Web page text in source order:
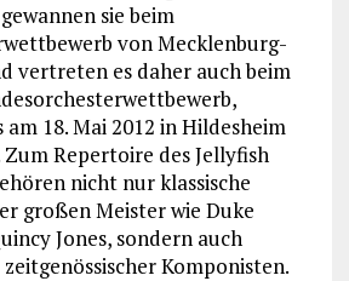
sie beim
von Mecklenburg-
vertreten es daher auch beim
18. Mai 2012 in Hildesheim
Repertoire des Jellyfish
nicht nur klassische
großen Meister wie Duke
Jones, sondern auch
Komponisten.